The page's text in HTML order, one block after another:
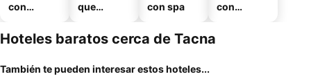
con
que
mascotas
con spa
con
Hoteles baratos cerca de Tacna
También te pueden interesar estos hoteles...